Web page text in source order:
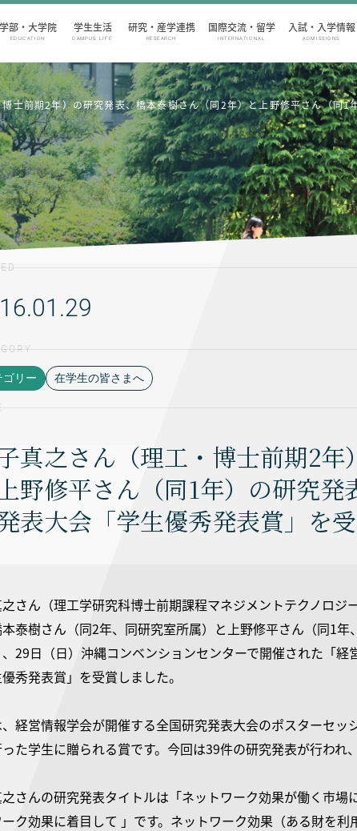
学部・大学院
EDUCATION
学生生活
CAMPUS LIFE
研究・産学連携
RESEARCH
国際交流・留学
INTERNATIONAL
入試・入学情報
ADMISSIONS
士前期2年）の研究発表、橋本泰樹さん（同2年）と上野修平さん（
ゴリー 在学生の皆さまへ
真之さん（理工・博士前期2年
野修平さん（同1年）の研究
表大会「学生優秀発表賞」を
さん（理工学研究科博士前期課程マネジメントテクノロ
泰樹さん（同2年、同研究室所属）と上野修平さん（同1
、29日（日）沖縄コンベンションセンターで開催された「
優秀発表賞」を受賞しました。
経営情報学会が開催する全国研究発表大会のポスターセ
た学生に贈られる賞です。今回は39件の研究発表が行われ
さんの研究発表タイトルは「ネットワーク効果が働く市
ーク効果に着目して 」です。ネットワーク効果（ある財を